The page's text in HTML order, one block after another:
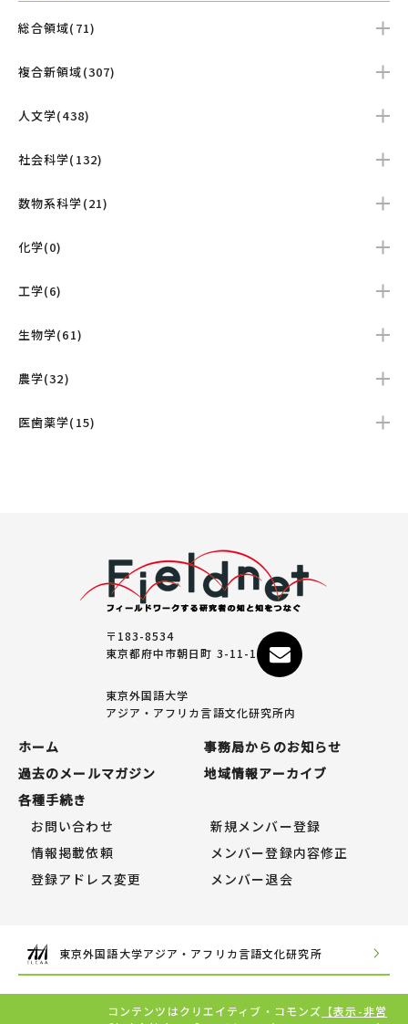
総合領域(71)
複合新領域(307)
人文学(438)
社会科学(132)
数物系科学(21)
化学(0)
工学(6)
生物学(61)
農学(32)
医歯薬学(15)
〒183-8534
東京都府中市朝日町 3-11-1
東京外国語大学
アジア・アフリカ言語文化研究所内
ホーム
事務局からのお知らせ
過去のメールマガジン
地域情報アーカイブ
各種手続き
お問い合わせ
新規メンバー登録
情報掲載依頼
メンバー登録内容修正
登録アドレス変更
メンバー退会
東京外国語大学アジア・アフリカ言語文化研究所
コンテンツはクリエイティブ・コモンズ 【表示-非営